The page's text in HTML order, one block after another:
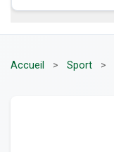
Accueil > Sport >